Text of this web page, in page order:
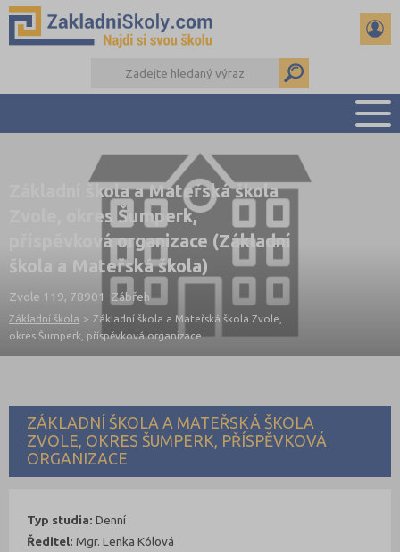
PŘEHLED ŠKOL
PŘIJÍMAČKY NA SŠ
RADY A ČLÁNKY
ČTENÁŘSKÝ DENÍK
DALŠÍ DRUHY ŠKOL
Základní škola a Mateřská škola
Zvole, okres Šumperk,
příspěvková organizace (Základní
škola a Mateřská škola)
Zvole 119, 78901 Zábřeh
Základní škola > Základní škola a Mateřská škola Zvole,
okres Šumperk, příspěvková organizace
ZÁKLADNÍ ŠKOLA A MATEŘSKÁ ŠKOLA
ZVOLE, OKRES ŠUMPERK, PŘÍSPĚVKOVÁ
ORGANIZACE
Typ studia: Denní
Ředitel: Mgr. Lenka Kólová